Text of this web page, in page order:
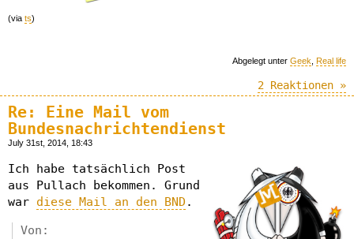
(via ts)
Abgelegt unter Geek Real life
2 Reaktionen »
Re: Eine Mail vom
Bundesnachrichtendienst
July 31st, 2014, 18:43
Ich habe tatsächlich Post
aus Pullach bekommen. Grund
war diese Mail an den BND .
Von: